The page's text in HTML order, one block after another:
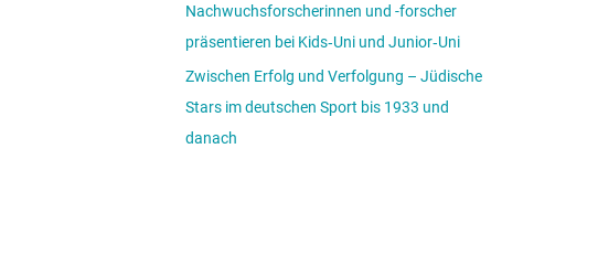
Nachwuchsforscherinnen und -forscher
präsentieren bei Kids‑Uni und Junior‑Uni
Zwischen Erfolg und Verfolgung – Jüdische
Stars im deutschen Sport bis 1933 und
danach